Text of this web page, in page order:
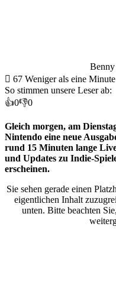
67 Weniger als eine Minute
So stimmen unsere Leser ab:
👍0👎0
Gleich morgen, am
Nintendo eine neue
rund 15 Minuten lange
und Updates zu Indie-
erscheinen.
Sie sehen gerade einen
eigentlichen Inhalt
unten. Bitte beachten